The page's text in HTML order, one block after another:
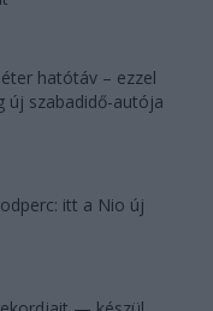
hatótáv – ezzel
új szabadidő-autója
itt a Nio új